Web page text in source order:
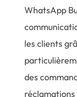
WhatsApp
les clients
des
réclamations